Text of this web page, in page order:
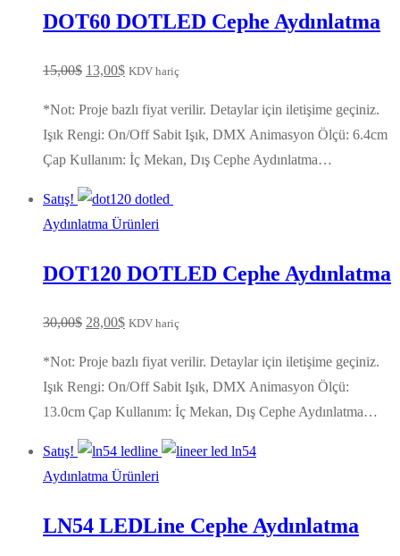
DOT60 DOTLED Cephe Aydınlatma
15,00$ Orijinal
15,00$.
13,00$Şu
fiyat:
13,00$.
KDV hariç
*Not: Proje bazlı fiyat verilir. Detaylar için iletişime geçiniz.
Işık Rengi: On/Off Sabit Işık, DMX Animasyon Ölçü: 6.4cm
Çap Kullanım: İç Mekan, Dış Cephe Aydınlatma…
Satış!
Aydınlatma Ürünleri
DOT120 DOTLED Cephe Aydınlatma
30,00$ Orijinal
30,00$.
28,00$Şu
fiyat:
28,00$.
KDV hariç
*Not: Proje bazlı fiyat verilir. Detaylar için iletişime geçiniz.
Işık Rengi: On/Off Sabit Işık, DMX Animasyon Ölçü:
13.0cm Çap Kullanım: İç Mekan, Dış Cephe Aydınlatma…
Satış!
Aydınlatma Ürünleri
LN54 LEDLine Cephe Aydınlatma